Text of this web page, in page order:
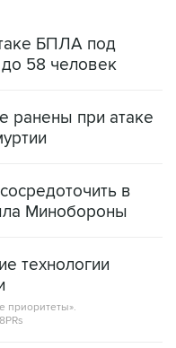
БПЛА под
58 человек
ранены при атаке
в
Минобороны
технологии
приоритеты».